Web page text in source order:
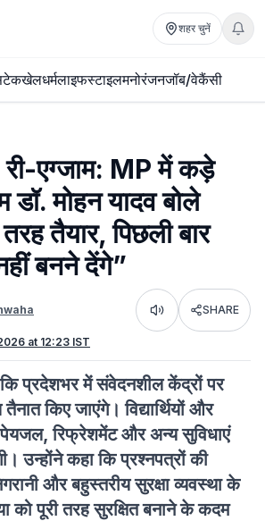
शहर चुनें
टेकखेलधर्मलाइफस्टाइलमनोरंजनजॉब/वेकैंसी
एग्जाम: MP में कड़े
डॉ. मोहन यादव बोले
तैयार, पिछली बार
बनने देंगे”
Listen SHARE
at 12:23 IST
कि प्रदेशभर में संवेदनशील केंद्रों पर
किए जाएंगे। विद्यार्थियों और
रिफ्रेशमेंट और अन्य सुविधाएं
उन्होंने कहा कि प्रश्नपत्रों की
और बहुस्तरीय सुरक्षा व्यवस्था के
को पूरी तरह सुरक्षित बनाने के कदम